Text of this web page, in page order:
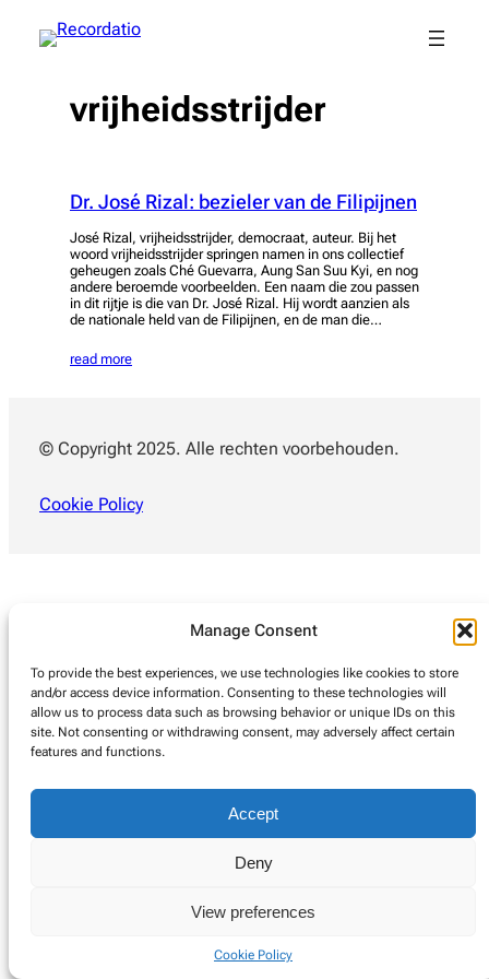
Manage Consent
To provide the best experiences, we use technologies like cookies to store
and/or access device information. Consenting to these technologies will
allow us to process data such as browsing behavior or unique IDs on this
site. Not consenting or withdrawing consent, may adversely affect certain
features and functions.
Accept
Deny
View preferences
Cookie Policy
naar
vrijheidsstrijder
Dr. José Rizal: bezieler van de Filipijnen
José Rizal, vrijheidsstrijder, democraat, auteur. Bij het
woord vrijheidsstrijder springen namen in ons collectief
geheugen zoals Ché Guevarra, Aung San Suu Kyi, en nog
andere beroemde voorbeelden. Een naam die zou passen
in dit rijtje is die van Dr. José Rizal. Hij wordt aanzien als
de nationale held van de Filipijnen, en de man die…
read more
© Copyright 2025. Alle rechten voorbehouden.
Cookie Policy